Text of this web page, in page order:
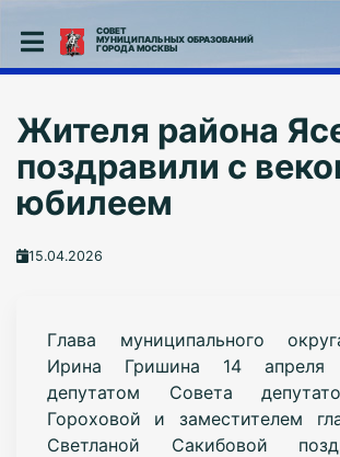
СОВЕТ
МУНИЦИПАЛЬНЫХ ОБРАЗОВАНИЙ
ГОРОДА МОСКВЫ
Жителя района
поздравили с
юбилеем
15.04.2026
Глава муниципального
Ирина Гришина 14
депутатом Совета
Гороховой и заместителем
Светланой Сакибовой